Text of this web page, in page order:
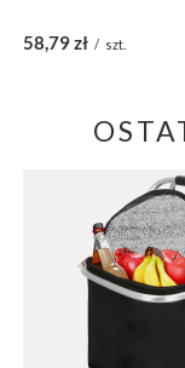
58,79 zł / szt.